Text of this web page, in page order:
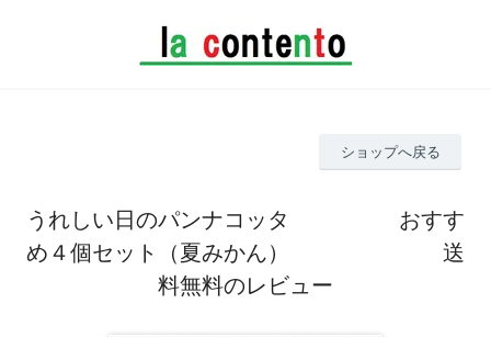
ショップへ戻る
うれしい日のパンナコッタ おすす
め４個セット（夏みかん） 送
料無料のレビュー